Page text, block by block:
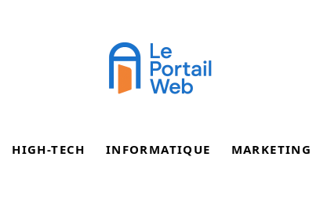
HIGH-TECH INFORMATIQUE MARKETING